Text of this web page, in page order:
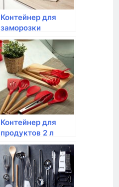
Контейнер для
заморозки
продуктов Rotho,
CLIC&LOCK;, 0,5л
Контейнер для
продуктов 2 л
Rotho, Clic & Lock